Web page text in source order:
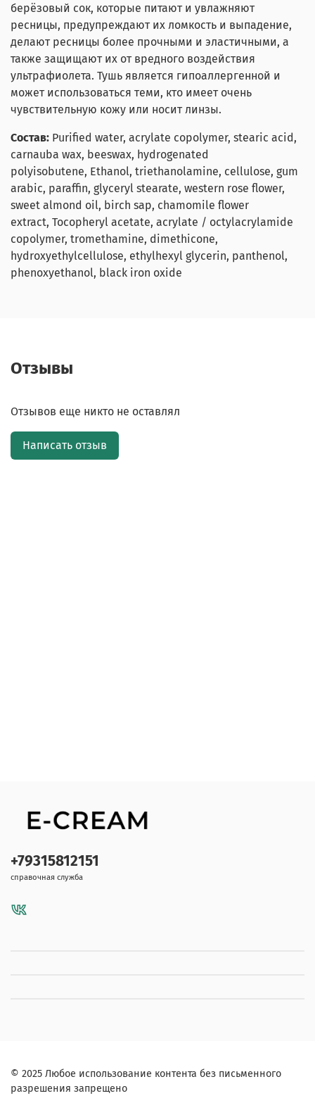
берёзовый сок, которые питают и увлажняют
ресницы, предупреждают их ломкость и выпадение,
делают ресницы более прочными и эластичными, а
также защищают их от вредного воздействия
ультрафиолета. Тушь является гипоаллергенной и
может использоваться теми, кто имеет очень
чувствительную кожу или носит линзы.
Состав: Purified water, acrylate copolymer, stearic acid,
carnauba wax, beeswax, hydrogenated
polyisobutene, Ethanol, triethanolamine, cellulose, gum
arabic, paraffin, glyceryl stearate, western rose flower,
sweet almond oil, birch sap, chamomile flower
extract, Tocopheryl acetate, acrylate / octylacrylamide
copolymer, tromethamine, dimethicone,
hydroxyethylcellulose, ethylhexyl glycerin, panthenol,
phenoxyethanol, black iron oxide
Отзывы
Отзывов еще никто не оставлял
Написать отзыв
+79315812151
справочная служба
© 2025 Любое использование контента без письменного
разрешения запрещено